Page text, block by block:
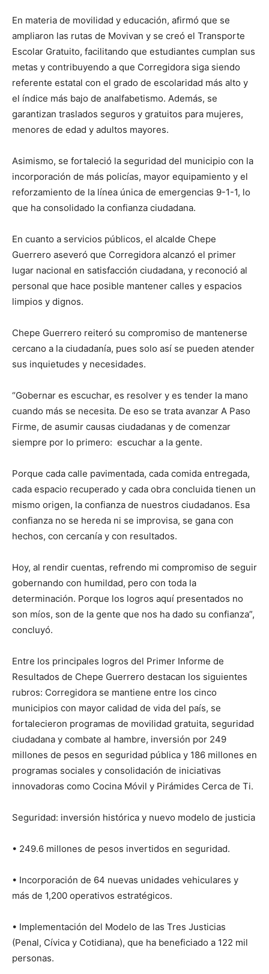
En materia de movilidad y educación, afirmó que se
ampliaron las rutas de Movivan y se creó el Transporte
Escolar Gratuito, facilitando que estudiantes cumplan sus
metas y contribuyendo a que Corregidora siga siendo
referente estatal con el grado de escolaridad más alto y
el índice más bajo de analfabetismo. Además, se
garantizan traslados seguros y gratuitos para mujeres,
menores de edad y adultos mayores.
Asimismo, se fortaleció la seguridad del municipio con la
incorporación de más policías, mayor equipamiento y el
reforzamiento de la línea única de emergencias 9-1-1, lo
que ha consolidado la confianza ciudadana.
En cuanto a servicios públicos, el alcalde Chepe
Guerrero aseveró que Corregidora alcanzó el primer
lugar nacional en satisfacción ciudadana, y reconoció al
personal que hace posible mantener calles y espacios
limpios y dignos.
Chepe Guerrero reiteró su compromiso de mantenerse
cercano a la ciudadanía, pues solo así se pueden atender
sus inquietudes y necesidades.
“Gobernar es escuchar, es resolver y es tender la mano
cuando más se necesita. De eso se trata avanzar A Paso
Firme, de asumir causas ciudadanas y de comenzar
siempre por lo primero: escuchar a la gente.
Porque cada calle pavimentada, cada comida entregada,
cada espacio recuperado y cada obra concluida tienen un
mismo origen, la confianza de nuestros ciudadanos. Esa
confianza no se hereda ni se improvisa, se gana con
hechos, con cercanía y con resultados.
Hoy, al rendir cuentas, refrendo mi compromiso de seguir
gobernando con humildad, pero con toda la
determinación. Porque los logros aquí presentados no
son míos, son de la gente que nos ha dado su confianza”,
concluyó.
Entre los principales logros del Primer Informe de
Resultados de Chepe Guerrero destacan los siguientes
rubros: Corregidora se mantiene entre los cinco
municipios con mayor calidad de vida del país, se
fortalecieron programas de movilidad gratuita, seguridad
ciudadana y combate al hambre, inversión por 249
millones de pesos en seguridad pública y 186 millones en
programas sociales y consolidación de iniciativas
innovadoras como Cocina Móvil y Pirámides Cerca de Ti.
Seguridad: inversión histórica y nuevo modelo de justicia
• 249.6 millones de pesos invertidos en seguridad.
• Incorporación de 64 nuevas unidades vehiculares y
más de 1,200 operativos estratégicos.
• Implementación del Modelo de las Tres Justicias
(Penal, Cívica y Cotidiana), que ha beneficiado a 122 mil
personas.